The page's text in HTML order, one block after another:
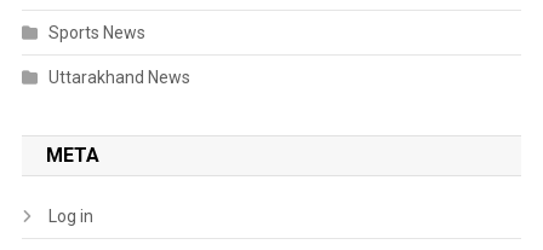
Sports News
Uttarakhand News
META
Log in